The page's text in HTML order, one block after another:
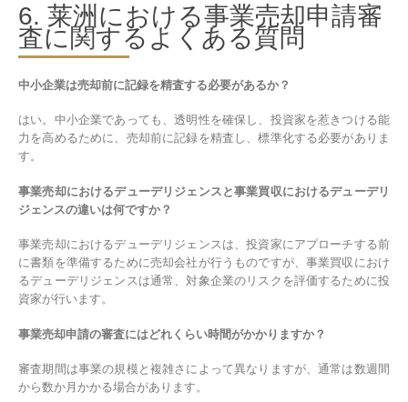
6. 莱洲における事業売却申請審
査に関するよくある質問
中小企業は売却前に記録を精査する必要があるか？
はい。中小企業であっても、透明性を確保し、投資家を惹きつける能
力を高めるために、売却前に記録を精査し、標準化する必要がありま
す。
事業売却におけるデューデリジェンスと事業買収におけるデューデリ
ジェンスの違いは何ですか？
事業売却におけるデューデリジェンスは、投資家にアプローチする前
に書類を準備するために売却会社が行うものですが、事業買収におけ
るデューデリジェンスは通常、対象企業のリスクを評価するために投
資家が行います。
事業売却申請の審査にはどれくらい時間がかかりますか？
審査期間は事業の規模と複雑さによって異なりますが、通常は数週間
から数か月かかる場合があります。